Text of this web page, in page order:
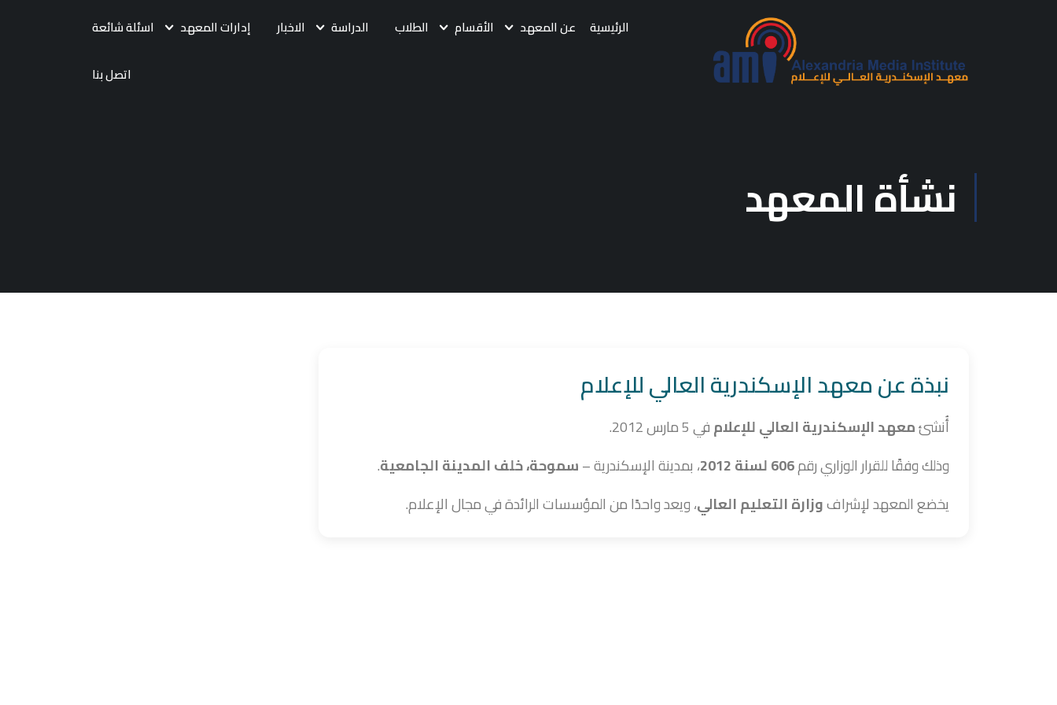
الرئيسية عن المعهد الأقسام الطلاب الدراسة الاخبار إدارات المعهد اسئلة شائعة
اتصل بنا
نشأة المعهد
نبذة عن معهد الإسكندرية العالي للإعلام
أُنشئمعهد الإسكندرية العالي للإعلامفي5 مارس 2012
.
وذلك وفقًا للقرار الوزاري رقم606 لسنة 2012 ، بمدينة الإسكندرية –سموحة، خلف المدينة الجامعية.
يخضع المعهد لإشرافوزارة التعليم العالي، ويعد واحدًا من المؤسسات الرائدة في مجال الإعلام.